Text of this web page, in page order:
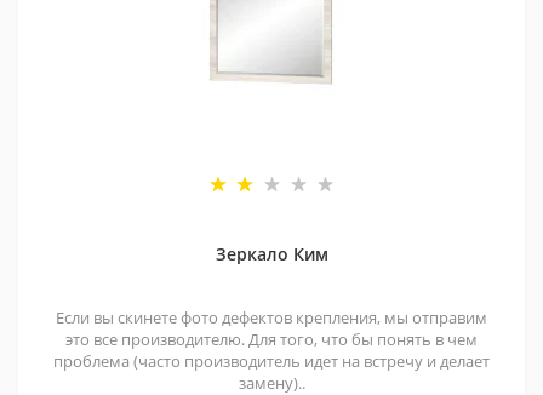
Зеркало Ким
Если вы скинете фото дефектов крепления, мы отправим
это все производителю. Для того, что бы понять в чем
проблема (часто производитель идет на встречу и делает
замену)..